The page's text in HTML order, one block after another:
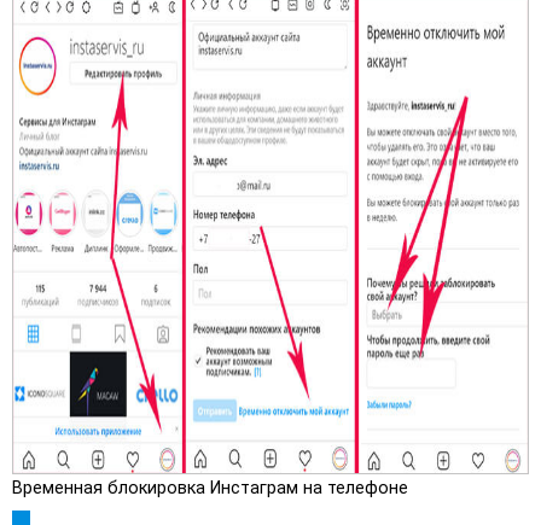
Временная блокировка Инстаграм на телефоне